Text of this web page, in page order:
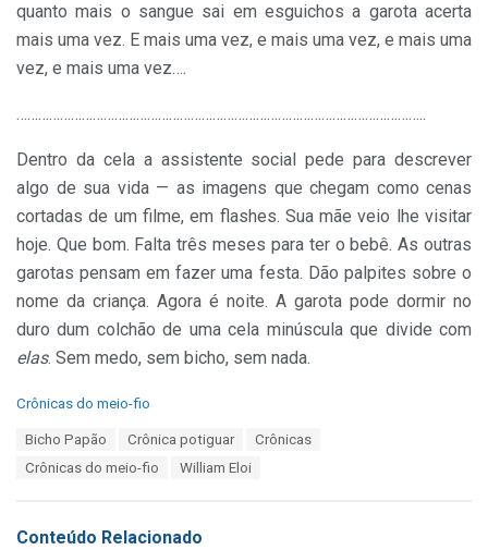
quanto mais o sangue sai em esguichos a garota acerta
mais uma vez. E mais uma vez, e mais uma vez, e mais uma
vez, e mais uma vez….
…………………………………………………………………………………………………..
Dentro da cela a assistente social pede para descrever
algo de sua vida — as imagens que chegam como cenas
cortadas de um filme, em flashes. Sua mãe veio lhe visitar
hoje. Que bom. Falta três meses para ter o bebê. As outras
garotas pensam em fazer uma festa. Dão palpites sobre o
nome da criança. Agora é noite. A garota pode dormir no
duro dum colchão de uma cela minúscula que divide com
elas. Sem medo, sem bicho, sem nada.
C
i
Crônicas do meio-fio
Bicho Papão Crônica potiguar
Crônicas
Crônicas do meio-fio
William Eloi
Conteúdo Relacionado